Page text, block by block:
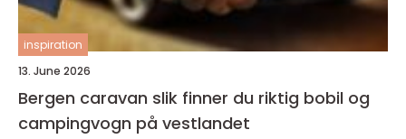
inspiration
13. June 2026
Bergen caravan slik finner du riktig bobil og
campingvogn på vestlandet